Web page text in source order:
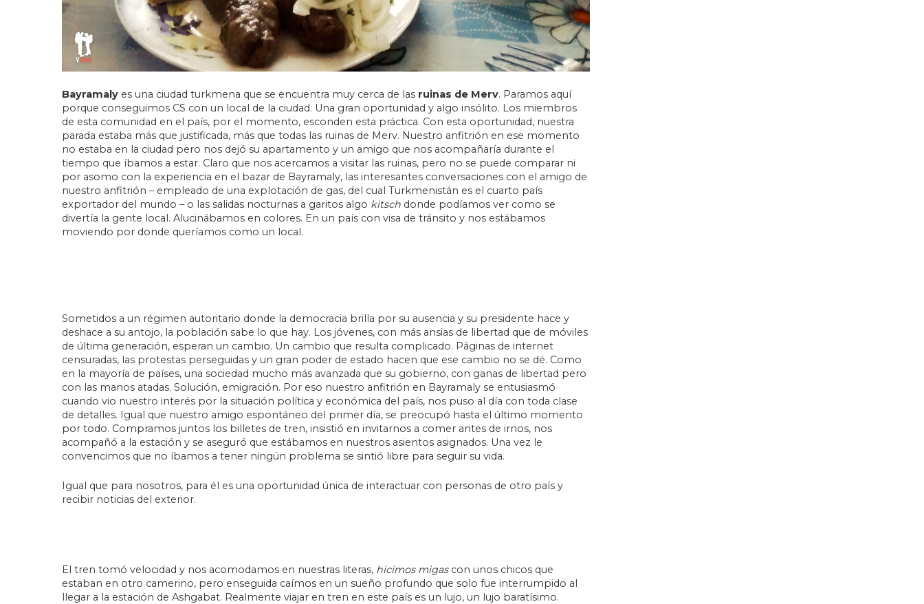
Bayramaly es una ciudad turkmena que se encuentra muy cerca de las ruinas de Merv. Paramos aquí
porque conseguimos CS con un local de la ciudad. Una gran oportunidad y algo insólito. Los miembros
de esta comunidad en el país, por el momento, esconden esta práctica. Con esta oportunidad, nuestra
parada estaba más que justificada, más que todas las ruinas de Merv. Nuestro anfitrión en ese momento
no estaba en la ciudad pero nos dejó su apartamento y un amigo que nos acompañaría durante el
tiempo que íbamos a estar. Claro que nos acercamos a visitar las ruinas, pero no se puede comparar ni
por asomo con la experiencia en el bazar de Bayramaly, las interesantes conversaciones con el amigo de
nuestro anfitrión – empleado de una explotación de gas, del cual Turkmenistán es el cuarto país
exportador del mundo – o las salidas nocturnas a garitos algo kitsch donde podíamos ver como se
divertía la gente local. Alucinábamos en colores. En un país con visa de tránsito y nos estábamos
moviendo por donde queríamos como un local.
Sometidos a un régimen autoritario donde la democracia brilla por su ausencia y su presidente hace y
deshace a su antojo, la población sabe lo que hay. Los jóvenes, con más ansias de libertad que de móviles
de última generación, esperan un cambio. Un cambio que resulta complicado. Páginas de internet
censuradas, las protestas perseguidas y un gran poder de estado hacen que ese cambio no se dé. Como
en la mayoría de países, una sociedad mucho más avanzada que su gobierno, con ganas de libertad pero
con las manos atadas. Solución, emigración. Por eso nuestro anfitrión en Bayramaly se entusiasmó
cuando vio nuestro interés por la situación política y económica del país, nos puso al día con toda clase
de detalles. Igual que nuestro amigo espontáneo del primer día, se preocupó hasta el último momento
por todo. Compramos juntos los billetes de tren, insistió en invitarnos a comer antes de irnos, nos
acompañó a la estación y se aseguró que estábamos en nuestros asientos asignados. Una vez le
convencimos que no íbamos a tener ningún problema se sintió libre para seguir su vida.
Igual que para nosotros, para él es una oportunidad única de interactuar con personas de otro país y
recibir noticias del exterior.
El tren tomó velocidad y nos acomodamos en nuestras literas, hicimos migascon unos chicos que
estaban en otro camerino, pero enseguida caímos en un sueño profundo que solo fue interrumpido al
llegar a la estación de Ashgabat. Realmente viajar en tren en este país es un lujo, un lujo baratísimo.